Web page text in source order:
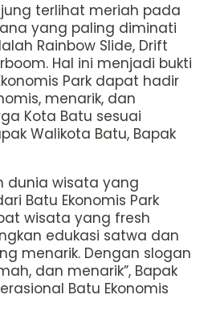
terlihat meriah pada
yang paling diminati
Rainbow Slide, Drift
Hal ini menjadi bukti
Park dapat hadir
menarik, dan
Kota Batu sesuai
Walikota Batu, Bapak
dunia wisata yang
Batu Ekonomis Park
wisata yang fresh
edukasi satwa dan
menarik. Dengan slogan
dan menarik”, Bapak
Batu Ekonomis